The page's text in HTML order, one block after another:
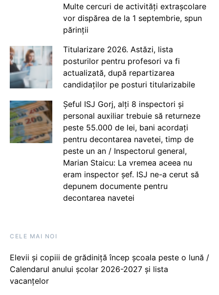
Multe cercuri de activități extrașcolare
vor dispărea de la 1 septembrie, spun
părinții
Titularizare 2026. Astăzi, lista
posturilor pentru profesori va fi
actualizată, după repartizarea
candidaților pe posturi titularizabile
Șeful ISJ Gorj, alți 8 inspectori și
personal auxiliar trebuie să returneze
peste 55.000 de lei, bani acordați
pentru decontarea navetei, timp de
peste un an / Inspectorul general,
Marian Staicu: La vremea aceea nu
eram inspector șef. ISJ ne-a cerut să
depunem documente pentru
decontarea navetei
CELE MAI NOI
Elevii și copiii de grădiniță încep școala peste o lună /
Calendarul anului școlar 2026-2027 și lista
vacanțelor